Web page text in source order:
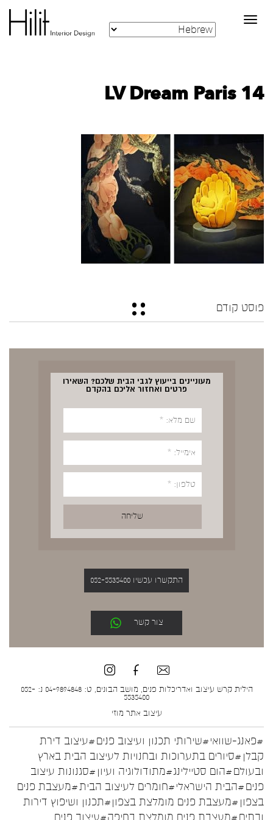
Toggle
navigation
LV Dream Paris 14
פוסט קודם
מעוניינים בייעוץ לגבי הבית שלכם? השאירו
פרטים ואחזור אליכם בהקדם
התקשרו עכשיו 052-5535400
צור קשר
הילית קרש עיצוב ואדריכלות פנים, מושב הבונים, ט: 04-9894848 נ: 052-
5535400
עיצוב אתר מוזי
#פאנג-שוואי#שירותי תכנון ועיצוב פנים#עיצוב דירת
קבלן #סיורים בתערוכות ובחנויות לעיצוב הבית בארץ
ובעולם#הום סטיילינג#מתודולוגיה ועיון #סגנונות עיצוב
פנים#הבית הישראלי#חומרים לעיצוב הבית#מעצבת פנים
בצפון #מעצבת פנים מומלצת בצפון#תכנון ושיפוץ דירות
ובתים#מעצבת פנים מומלצת בחיפה#עיצוב פנים